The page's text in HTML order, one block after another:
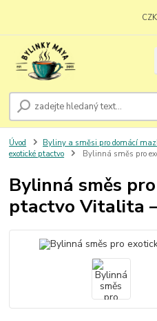
Úvod Byliny a směsi pro domácí
exotické ptactvo
Bylinná směs pro
Bylinná směs
ptactvo Vitalita